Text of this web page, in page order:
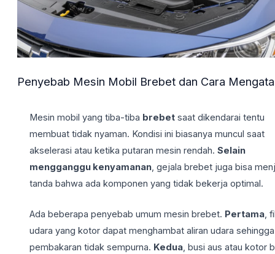
Penyebab Mesin Mobil Brebet dan Cara
Mesin mobil yang tiba-tiba brebetsaat dikendarai tentu
membuat tidak nyaman. Kondisi ini biasanya muncul saat
akselerasi atau ketika putaran mesin rendah. Selain
mengganggu kenyamanan, gejala brebet juga bisa
tanda bahwa ada komponen yang tidak bekerja optimal.
Ada beberapa penyebab umum mesin brebet. Pertama,
udara yang kotor dapat menghambat aliran udara sehingga
pembakaran tidak sempurna. Kedua, busi aus atau kotor